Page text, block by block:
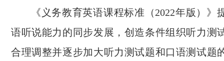
《义务教育英语课程标准（2022年版）》
语听说能力的同步发展，创造条件组织听力测
合理调整并逐步加大听力测试题和口语测试题